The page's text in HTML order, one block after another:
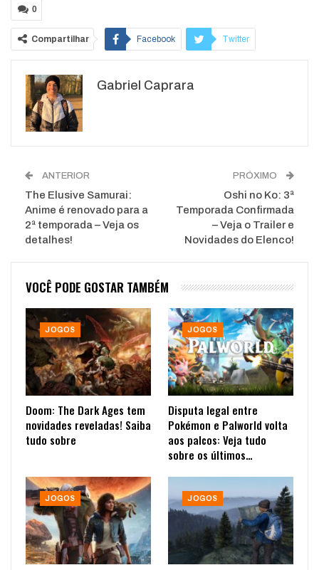
0
Compartilhar Facebook Twitter
WhatsApp
Gabriel Caprara
ANTERIOR
The Elusive Samurai:
Anime é renovado para a
2ª temporada – Veja os
detalhes!
PRÓXIMO
Oshi no Ko: 3ª
Temporada Confirmada
– Veja o Trailer e
Novidades do Elenco!
VOCÊ PODE GOSTAR TAMBÉM
JOGOS
Doom: The Dark Ages tem
novidades reveladas! Saiba
tudo sobre
JOGOS
Disputa legal entre
Pokémon e Palworld volta
aos palcos: Veja tudo
sobre os últimos…
JOGOS JOGOS